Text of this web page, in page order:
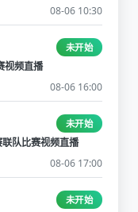
08-06 10:30
未开始
视频直播
08-06 16:00
未开始
队比赛视频直播
08-06 17:00
未开始